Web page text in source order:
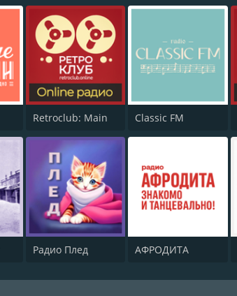
Retroclub: Main Classic FM
Радио Плед АФРОДИТА